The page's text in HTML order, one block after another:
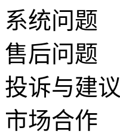
系统问题
售后问题
投诉与建议
市场合作